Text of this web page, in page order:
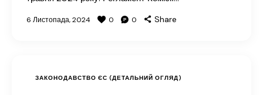
6 Листопада, 2024 0 0 Share
ЗАКОНОДАВСТВО ЄС (ДЕТАЛЬНИЙ ОГЛЯД)